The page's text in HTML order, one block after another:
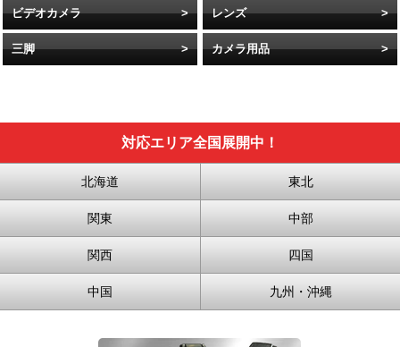
ビデオカメラ レンズ
三脚 カメラ用品
対応エリア全国展開中！
北海道 東北
関東 中部
関西 四国
中国 九州・沖縄